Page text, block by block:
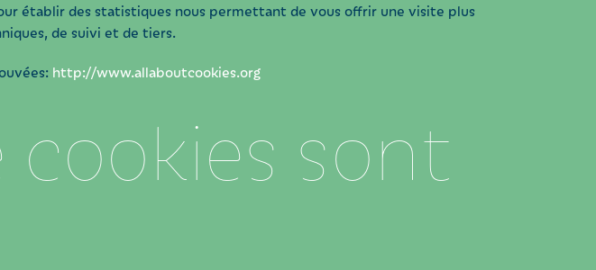
établir des statistiques nous permettant de vous offrir une visite plus
de suivi et de tiers.
http://www.allaboutcookies.org
sont